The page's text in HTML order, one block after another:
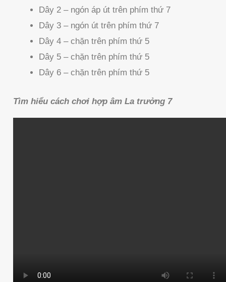
Dây 2 – ngón áp út trên phím thứ 7
Dây 3 – ngón út trên phím thứ 7
Dây 4 – chặn trên phím thứ 5
Dây 5 – chặn trên phím thứ 5
Dây 6 – chặn trên phím thứ 5
Tìm hiểu cách chơi hợp âm La trưởng 7